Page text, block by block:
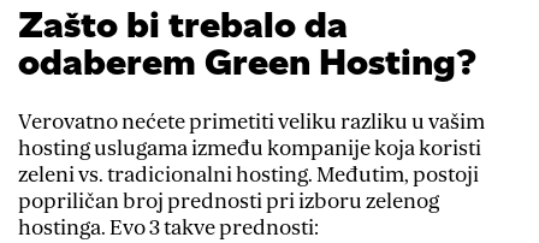
Zašto bi trebalo da
odaberem Green Hosting?
Verovatno nećete primetiti veliku razliku u vašim
hosting uslugama između kompanije koja koristi
zeleni vs. tradicionalni hosting. Međutim, postoji
popriličan broj prednosti pri izboru zelenog
hostinga. Evo 3 takve prednosti: